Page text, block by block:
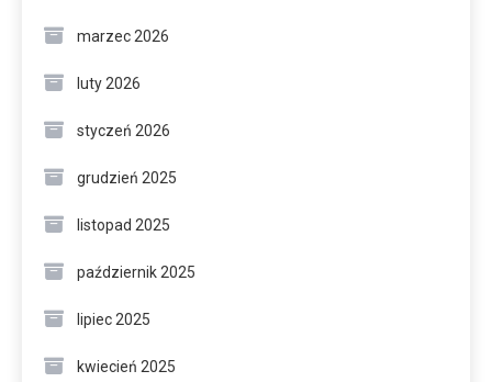
marzec 2026
luty 2026
styczeń 2026
grudzień 2025
listopad 2025
październik 2025
lipiec 2025
kwiecień 2025